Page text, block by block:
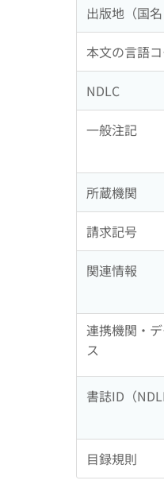
出版地（国名
本文の言語
NDLC
一般注記
所蔵機関
請求記号
関連情報
連携機関・
ス
書誌ID（
目録規則